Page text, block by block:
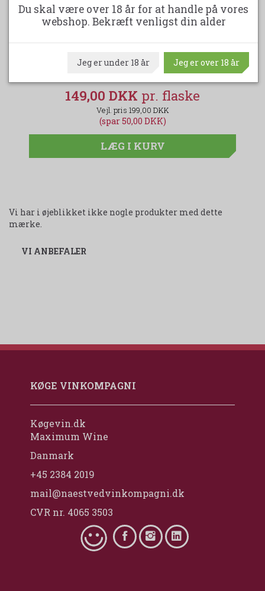
SMALL VICTORIES SHIRAZ
149,00 DKK
199,00 DKK
(spar 50,00 DKK)
LÆG I KURV
Vi har i øjeblikket ikke nogle produkter med dette
mærke.
VI ANBEFALER
KØGE VINKOMPAGNI
Køgevin.dk
Maximum Wine
Danmark
+45 2384 2019
mail@naestvedvinkompagni.dk
CVR nr. 4065 3503
Du skal være over 18 år for at handle på vores
webshop. Bekræft venligst din alder
Jeg er under 18 år Jeg er over 18 år